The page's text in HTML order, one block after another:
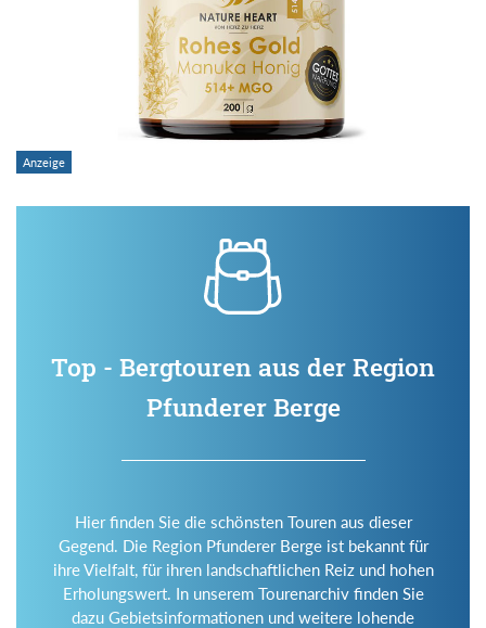
Top - Bergtouren aus der Region
Pfunderer Berge
Hier finden Sie die schönsten Touren aus dieser
Gegend. Die Region Pfunderer Berge ist bekannt für
ihre Vielfalt, für ihren landschaftlichen Reiz und hohen
Erholungswert. In unserem Tourenarchiv finden Sie
dazu Gebietsinformationen und weitere lohende